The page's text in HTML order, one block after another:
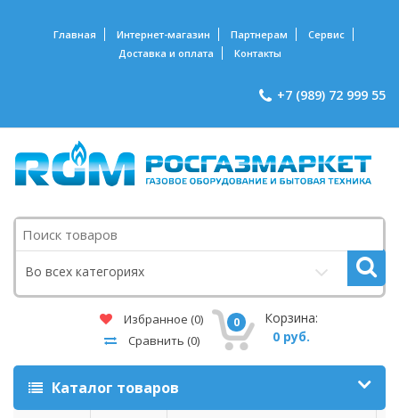
Главная Интернет-магазин Партнерам
Сервис
Доставка и оплата
Контакты
+7 (989) 72 999 55
Поиск
Во всех категориях
Избранное (0)
Сравнить (0)
0
Корзина:
0 руб.
Каталог товаров